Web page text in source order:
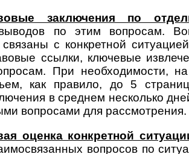
заключения по
по этим вопросам.
с конк­ретной
ссылки, ключевые
При необходимости,
как правило, до 5
в среднем несколько
вопросами для рассмотрения.
оценка конкретной
вопросов по